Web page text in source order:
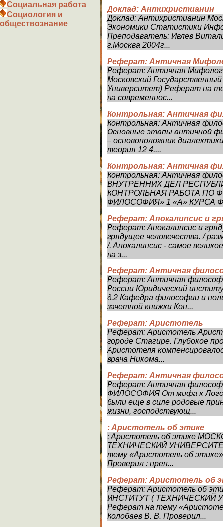
Социальная работа
Социология и
обществознание
Доклад: Антихристианин
Доклад: Антихристианин
Экономики Статистики
Преподаватель: Ивлев
г.Москва 2004г...
Реферат: Античная
Реферат: Античная
Московский
Университет) Реферат на
на современнос...
Контрольная: Античная
Контрольная: Античная
Основные этапы античной
– основоположник
теория 12 4....
Контрольная: Античная
Контрольная: Античная
ВНУТРЕННИХ ДЕЛ
КОНТРОЛЬНАЯ РАБОТА ПО
ФИЛОСОФИЯ» 1 «А» КУРСА
Реферат: Апокалипсис и
Реферат: Апокалипсис и
грядущее человечества. /
/. Апокалипсис - самое
на з...
Реферат: Античная
Реферат: Античная
России Юридический
д.2 Кафедра философии и
зачетной книжки Кон...
Реферат: Аристотель
Реферат: Аристотель
городе Стагире. Глубокое
Аристотеля
врача Никома...
Реферат: Античная
Реферат: Античная
ФИЛОСОФИЯ От мифа к
были еще в силе родовые
жизни, господствующ...
: Аристотель об этике
: Аристотель об этике
ТЕХНИЧЕСКИЙ
тему «Аристотель об
Проверил : преп...
Реферат: Аристотель об
Реферат: Аристотель об
ИНСТИТУТ ( ТЕХНИЧЕСКИЙ
Реферат на тему
Колобаев В. В. Проверил...